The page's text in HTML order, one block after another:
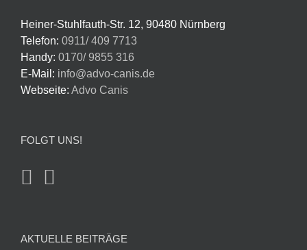
Heiner-Stuhlfauth-Str. 12, 90480 Nürnberg
Telefon: 0911/ 409 7713
Handy: 0170/ 9855 316
E-Mail: info@advo-canis.de
Webseite: Advo Canis
FOLGT UNS!
AKTUELLE BEITRÄGE